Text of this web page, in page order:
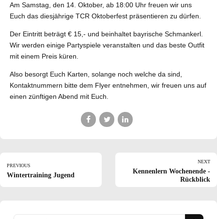
Am Samstag, den 14. Oktober, ab 18:00 Uhr freuen wir uns
Euch das diesjährige TCR Oktoberfest präsentieren zu dürfen.
Der Eintritt beträgt € 15,- und beinhaltet bayrische Schmankerl.
Wir werden einige Partyspiele veranstalten und das beste Outfit
mit einem Preis küren.
Also besorgt Euch Karten, solange noch welche da sind,
Kontaktnummern bitte dem Flyer entnehmen, wir freuen uns auf
einen zünftigen Abend mit Euch.
PREVIOUS
Wintertraining Jugend
NEXT
Kennenlern Wochenende -
Rückblick